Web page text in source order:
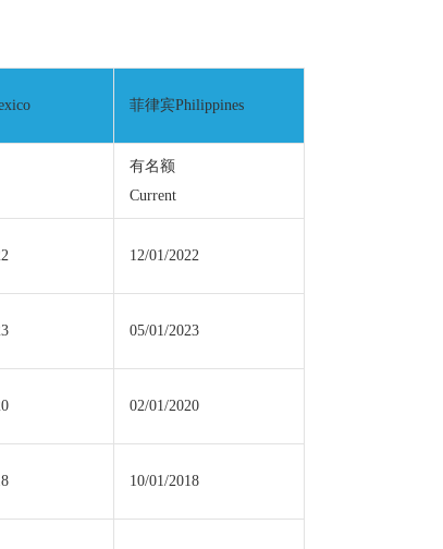
菲律宾Philippines
有名额
Current
12/01/2022
05/01/2023
02/01/2020
10/01/2018